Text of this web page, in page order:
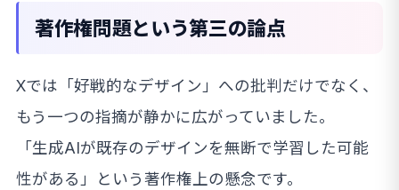
著作権問題という第三の論点
Xでは「好戦的なデザイン」への批判だけでなく、
もう一つの指摘が静かに広がっていました。
「生成AIが既存のデザインを無断で学習した可能
性がある」という著作権上の懸念です。